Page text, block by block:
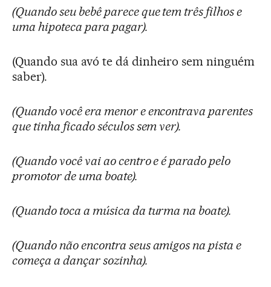
(Quando seu bebê parece que tem três filhos e
uma hipoteca para pagar).
(Quando sua avó te dá dinheiro sem ninguém
saber).
(Quando você era menor e encontrava parentes
que tinha ficado séculos sem ver).
(Quando você vai ao centro e é parado pelo
promotor de uma boate).
(Quando toca a música da turma na boate).
(Quando não encontra seus amigos na pista e
começa a dançar sozinha).